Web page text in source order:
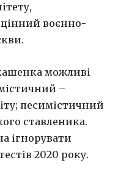
воєнно-
можливі
–
песимістичний
ставленика.
ігнорувати
2020 року.